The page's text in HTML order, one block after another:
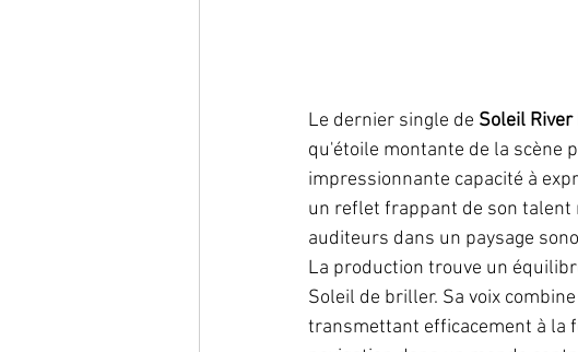
Le dernier single de Soleil River
qu'étoile montante de la scène
impressionnante capacité à
un reflet frappant de son talent
auditeurs dans un paysage
La production trouve un
Soleil de briller. Sa voix
transmettant efficacement à la